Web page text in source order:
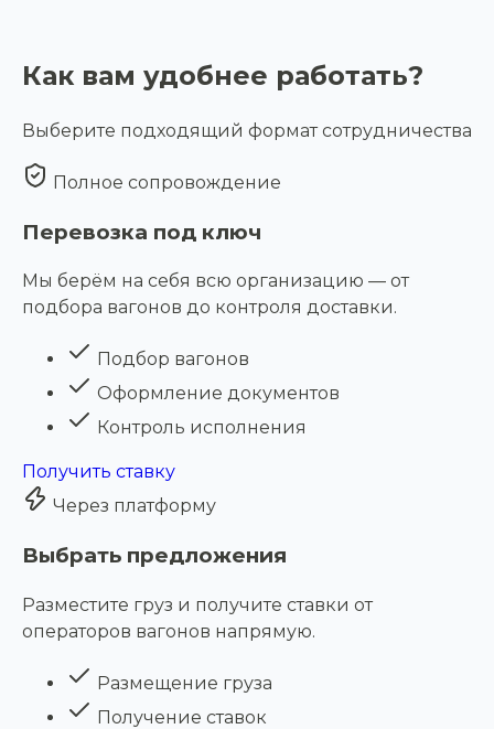
Как вам удобнее работать?
Выберите подходящий формат сотрудничества
Полное сопровождение
Перевозка под ключ
Мы берём на себя всю организацию — от
подбора вагонов до контроля доставки.
Подбор вагонов
Оформление документов
Контроль исполнения
Получить ставку
Через платформу
Выбрать предложения
Разместите груз и получите ставки от
операторов вагонов напрямую.
Размещение груза
Получение ставок